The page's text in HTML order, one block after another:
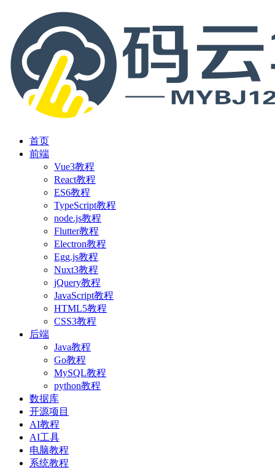
首页
前端
Vue3教程
React教程
ES6教程
TypeScript教程
node.js教程
Flutter教程
Electron教程
Egg.js教程
Nuxt3教程
jQuery教程
JavaScript教程
HTML5教程
CSS3教程
后端
Java教程
Go教程
MySQL教程
python教程
数据库
开源项目
AI教程
AI工具
电脑教程
系统教程